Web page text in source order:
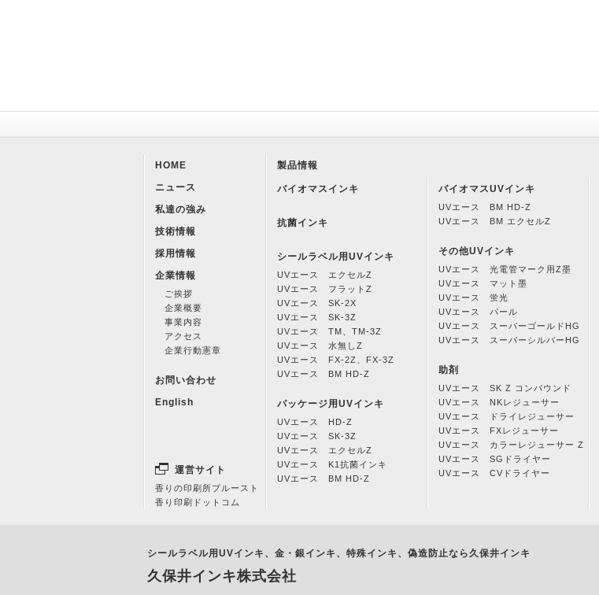
HOME
ニュース
私達の強み
技術情報
採用情報
企業情報
ご挨拶
企業概要
事業内容
アクセス
企業行動憲章
お問い合わせ
English
運営サイト
香りの印刷所プルースト
香り印刷ドットコム
製品情報
バイオマスインキ
抗菌インキ
シールラベル用UVインキ
UVエース エクセルZ
UVエース フラットZ
UVエース SK-2X
UVエース SK-3Z
UVエース TM、TM-3Z
UVエース 水無しZ
UVエース FX-2Z、FX-3Z
UVエース BM HD-Z
パッケージ用UVインキ
UVエース HD-Z
UVエース SK-3Z
UVエース エクセルZ
UVエース K1抗菌インキ
UVエース BM HD-Z
バイオマスUVインキ
UVエース BM HD-Z
UVエース BM エクセルZ
その他UVインキ
UVエース 光電管マーク用Z墨
UVエース マット墨
UVエース 蛍光
UVエース パール
UVエース スーパーゴールドHG
UVエース スーパーシルバーHG
助剤
UVエース SK Z コンパウンド
UVエース NKレジューサー
UVエース ドライレジューサー
UVエース FXレジューサー
UVエース カラーレジューサー Z
UVエース SGドライヤー
UVエース CVドライヤー
シールラベル用UVインキ、金・銀インキ、特殊インキ、偽造防止なら久保井インキ
久保井インキ株式会社